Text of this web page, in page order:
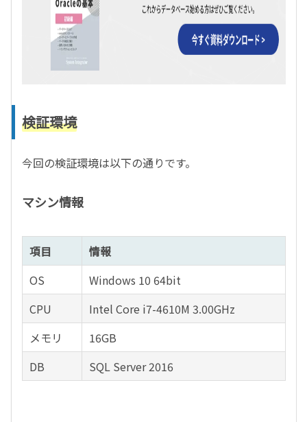
検証環境
今回の検証環境は以下の通りです。
マシン情報
項目
情報
OS
Windows 10 64bit
CPU
Intel Core i7-4610M 3.00GHz
メモリ
16GB
DB
SQL Server 2016